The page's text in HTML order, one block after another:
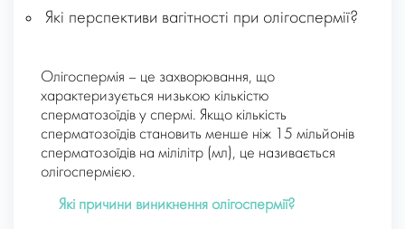
Які перспективи вагітності при олігоспермії?
Олігоспермія – це захворювання, що
характеризується низькою кількістю
сперматозоїдів у спермі. Якщо кількість
сперматозоїдів становить менше ніж 15 мільйонів
сперматозоїдів на мілілітр (мл), це називається
олігоспермією.
Які причини виникнення олігоспермії?